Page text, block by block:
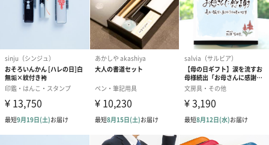
パッケージ全
体重量
127g
原材料
ボディ：ステンレスパラジュームコート仕上げ
クリップ：ステンレスクローム仕上げ
商品オプション情報